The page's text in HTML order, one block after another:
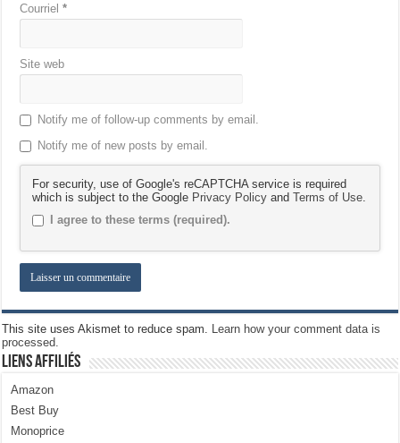
Courriel*
Site web
Notify me of follow-up comments by email.
Notify me of new posts by email.
For security, use of Google's reCAPTCHA service is required
which is subject to the Google Privacy Policy andTerms of Use
I agree to these terms (required).
This site uses Akismet to reduce spam.
Learn how your comment data is
processed.
Liens Affiliés
Amazon
Best Buy
Monoprice